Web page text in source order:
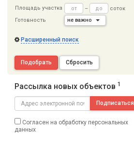
Площадь участка
–
соток
Готовность
не важно
Расширенный поиск
Подобрать Сбросить
Рассылка новых объектов 1
Подписаться
Согласен на обработку персональных
данных